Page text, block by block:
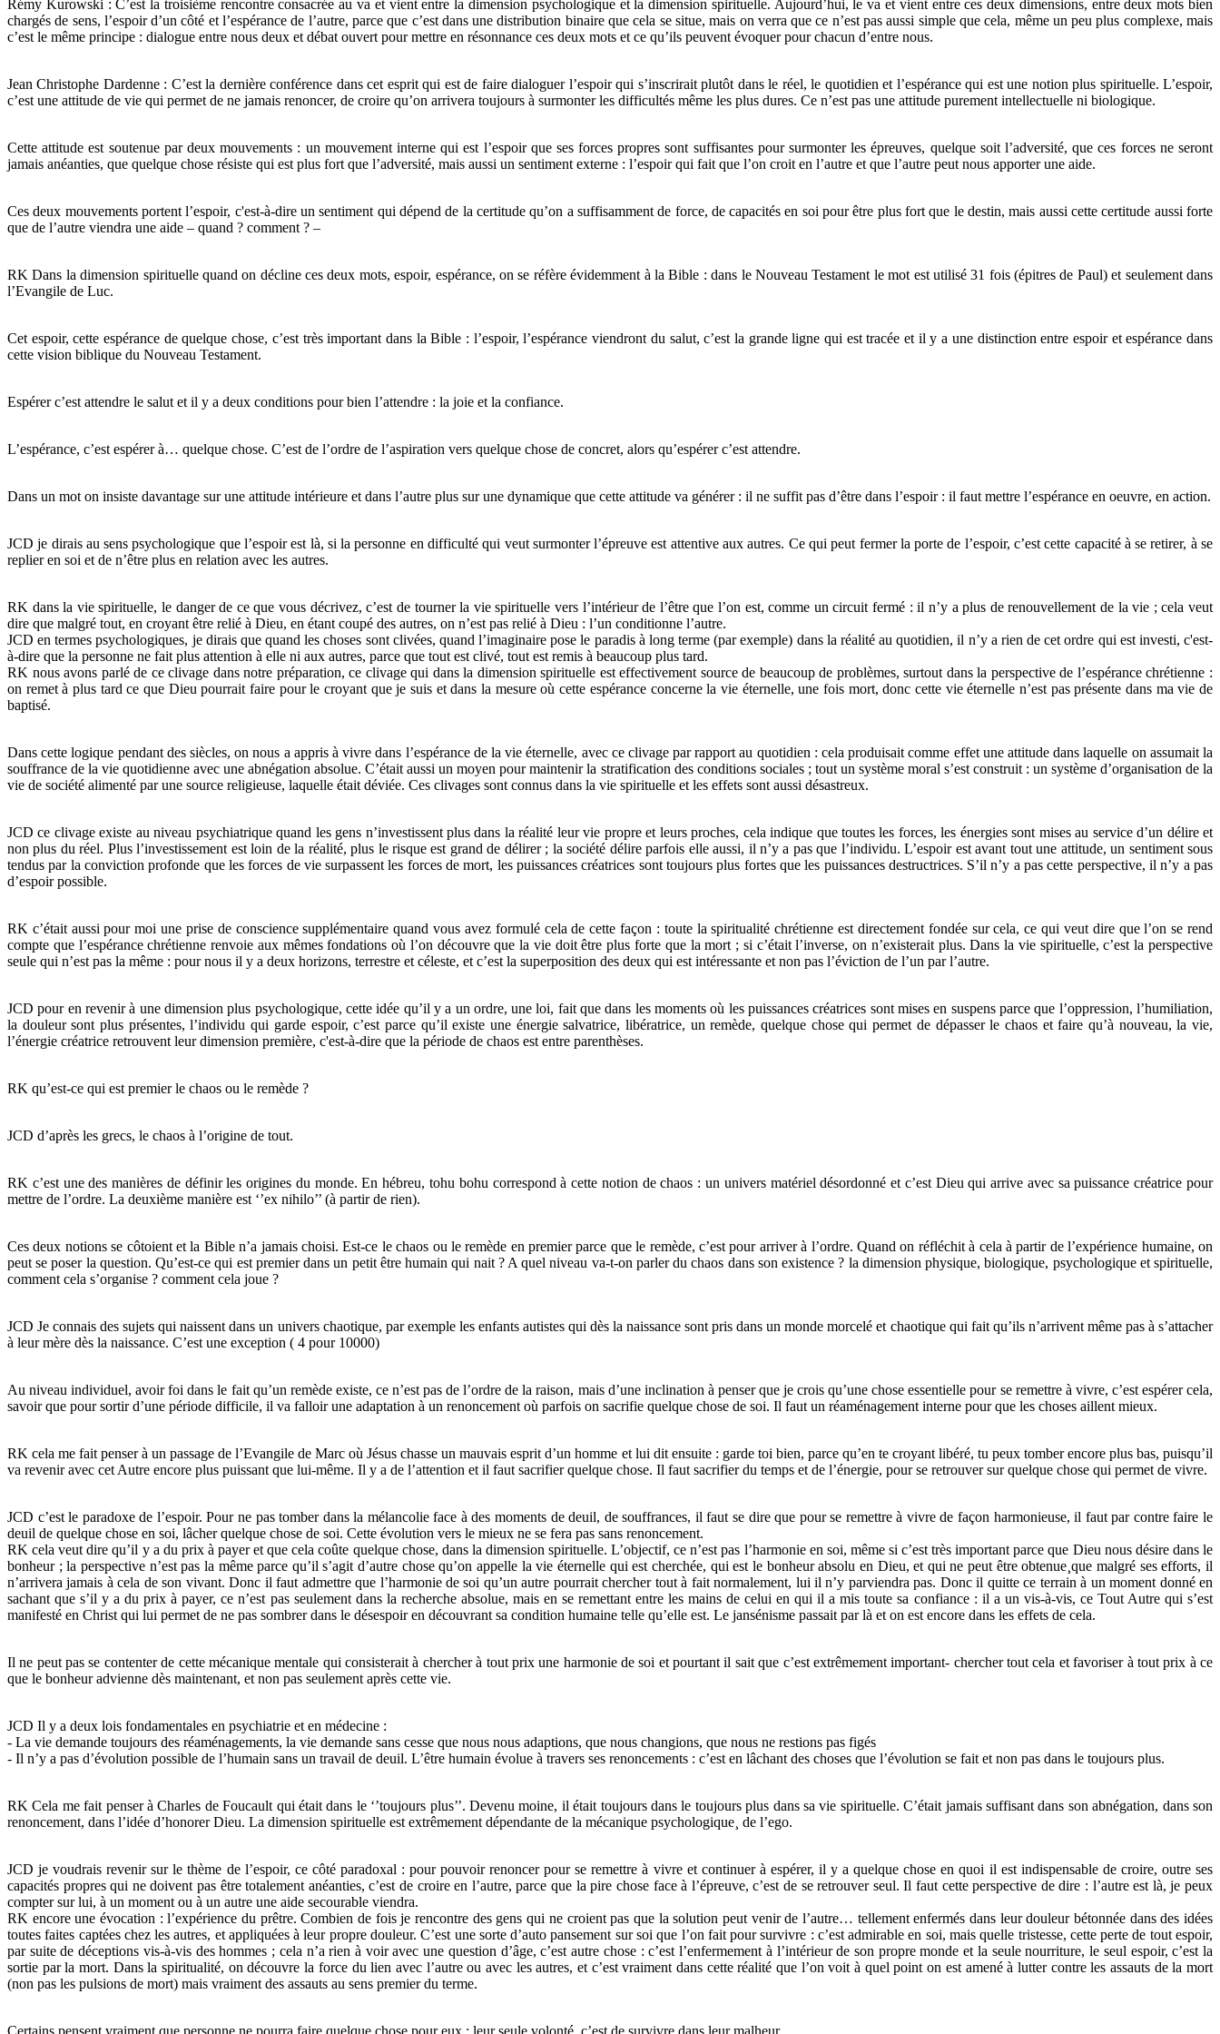
Rémy Kurowski : C’est la troisième rencontre consacrée au va et vient entre la dimension psychologique et la dimension spirituelle. Aujourd’hui, le va et vient entre ces deux dimensions, entre deux mots bien
chargés de sens, l’espoir d’un côté et l’espérance de l’autre, parce que c’est dans une distribution binaire que cela se situe, mais on verra que ce n’est pas aussi simple que cela, même un peu plus complexe, mais
c’est le même principe : dialogue entre nous deux et débat ouvert pour mettre en résonnance ces deux mots et ce qu’ils peuvent évoquer pour chacun d’entre nous.
Jean Christophe Dardenne : C’est la dernière conférence dans cet esprit qui est de faire dialoguer l’espoir qui s’inscrirait plutôt dans le réel, le quotidien et l’espérance qui est une notion plus spirituelle. L’espoir,
c’est une attitude de vie qui permet de ne jamais renoncer, de croire qu’on arrivera toujours à surmonter les difficultés même les plus dures. Ce n’est pas une attitude purement intellectuelle ni biologique.
Cette attitude est soutenue par deux mouvements : un mouvement interne qui est l’espoir que ses forces propres sont suffisantes pour surmonter les épreuves, quelque soit l’adversité, que ces forces ne seront
jamais anéanties, que quelque chose résiste qui est plus fort que l’adversité, mais aussi un sentiment externe : l’espoir qui fait que l’on croit en l’autre et que l’autre peut nous apporter une aide.
Ces deux mouvements portent l’espoir, c'est-à-dire un sentiment qui dépend de la certitude qu’on a suffisamment de force, de capacités en soi pour être plus fort que le destin, mais aussi cette certitude aussi forte
que de l’autre viendra une aide – quand ? comment ? –
RK Dans la dimension spirituelle quand on décline ces deux mots, espoir, espérance, on se réfère évidemment à la Bible : dans le Nouveau Testament le mot est utilisé 31 fois (épitres de Paul) et seulement dans
l’Evangile de Luc.
Cet espoir, cette espérance de quelque chose, c’est très important dans la Bible : l’espoir, l’espérance viendront du salut, c’est la grande ligne qui est tracée et il y a une distinction entre espoir et espérance dans
cette vision biblique du Nouveau Testament.
Espérer c’est attendre le salut et il y a deux conditions pour bien l’attendre : la joie et la confiance.
L’espérance, c’est espérer à… quelque chose. C’est de l’ordre de l’aspiration vers quelque chose de concret, alors qu’espérer c’est attendre.
Dans un mot on insiste davantage sur une attitude intérieure et dans l’autre plus sur une dynamique que cette attitude va générer : il ne suffit pas d’être dans l’espoir : il faut mettre l’espérance en oeuvre, en action.
JCD je dirais au sens psychologique que l’espoir est là, si la personne en difficulté qui veut surmonter l’épreuve est attentive aux autres. Ce qui peut fermer la porte de l’espoir, c’est cette capacité à se retirer, à se
replier en soi et de n’être plus en relation avec les autres.
RK dans la vie spirituelle, le danger de ce que vous décrivez, c’est de tourner la vie spirituelle vers l’intérieur de l’être que l’on est, comme un circuit fermé : il n’y a plus de renouvellement de la vie ; cela veut
dire que malgré tout, en croyant être relié à Dieu, en étant coupé des autres, on n’est pas relié à Dieu : l’un conditionne l’autre.
JCD en termes psychologiques, je dirais que quand les choses sont clivées, quand l’imaginaire pose le paradis à long terme (par exemple) dans la réalité au quotidien, il n’y a rien de cet ordre qui est investi, c'est-
à-dire que la personne ne fait plus attention à elle ni aux autres, parce que tout est clivé, tout est remis à beaucoup plus tard.
RK nous avons parlé de ce clivage dans notre préparation, ce clivage qui dans la dimension spirituelle est effectivement source de beaucoup de problèmes, surtout dans la perspective de l’espérance chrétienne :
on remet à plus tard ce que Dieu pourrait faire pour le croyant que je suis et dans la mesure où cette espérance concerne la vie éternelle, une fois mort, donc cette vie éternelle n’est pas présente dans ma vie de
baptisé.
Dans cette logique pendant des siècles, on nous a appris à vivre dans l’espérance de la vie éternelle, avec ce clivage par rapport au quotidien : cela produisait comme effet une attitude dans laquelle on assumait la
souffrance de la vie quotidienne avec une abnégation absolue. C’était aussi un moyen pour maintenir la stratification des conditions sociales ; tout un système moral s’est construit : un système d’organisation de la
vie de société alimenté par une source religieuse, laquelle était déviée. Ces clivages sont connus dans la vie spirituelle et les effets sont aussi désastreux.
JCD ce clivage existe au niveau psychiatrique quand les gens n’investissent plus dans la réalité leur vie propre et leurs proches, cela indique que toutes les forces, les énergies sont mises au service d’un délire et
non plus du réel. Plus l’investissement est loin de la réalité, plus le risque est grand de délirer ; la société délire parfois elle aussi, il n’y a pas que l’individu. L’espoir est avant tout une attitude, un sentiment sous
tendus par la conviction profonde que les forces de vie surpassent les forces de mort, les puissances créatrices sont toujours plus fortes que les puissances destructrices. S’il n’y a pas cette perspective, il n’y a pas
d’espoir possible.
RK c’était aussi pour moi une prise de conscience supplémentaire quand vous avez formulé cela de cette façon : toute la spiritualité chrétienne est directement fondée sur cela, ce qui veut dire que l’on se rend
compte que l’espérance chrétienne renvoie aux mêmes fondations où l’on découvre que la vie doit être plus forte que la mort ; si c’était l’inverse, on n’existerait plus. Dans la vie spirituelle, c’est la perspective
seule qui n’est pas la même : pour nous il y a deux horizons, terrestre et céleste, et c’est la superposition des deux qui est intéressante et non pas l’éviction de l’un par l’autre.
JCD pour en revenir à une dimension plus psychologique, cette idée qu’il y a un ordre, une loi, fait que dans les moments où les puissances créatrices sont mises en suspens parce que l’oppression, l’humiliation,
la douleur sont plus présentes, l’individu qui garde espoir, c’est parce qu’il existe une énergie salvatrice, libératrice, un remède, quelque chose qui permet de dépasser le chaos et faire qu’à nouveau, la vie,
l’énergie créatrice retrouvent leur dimension première, c'est-à-dire que la période de chaos est entre parenthèses.
RK qu’est-ce qui est premier le chaos ou le remède ?
JCD d’après les grecs, le chaos à l’origine de tout.
RK c’est une des manières de définir les origines du monde. En hébreu, tohu bohu correspond à cette notion de chaos : un univers matériel désordonné et c’est Dieu qui arrive avec sa puissance créatrice pour
mettre de l’ordre. La deuxième manière est ‘’ex nihilo’’ (à partir de rien).
Ces deux notions se côtoient et la Bible n’a jamais choisi. Est-ce le chaos ou le remède en premier parce que le remède, c’est pour arriver à l’ordre. Quand on réfléchit à cela à partir de l’expérience humaine, on
peut se poser la question. Qu’est-ce qui est premier dans un petit être humain qui nait ? A quel niveau va-t-on parler du chaos dans son existence ? la dimension physique, biologique, psychologique et spirituelle,
comment cela s’organise ? comment cela joue ?
JCD Je connais des sujets qui naissent dans un univers chaotique, par exemple les enfants autistes qui dès la naissance sont pris dans un monde morcelé et chaotique qui fait qu’ils n’arrivent même pas à s’attacher
à leur mère dès la naissance. C’est une exception ( 4 pour 10000)
Au niveau individuel, avoir foi dans le fait qu’un remède existe, ce n’est pas de l’ordre de la raison, mais d’une inclination à penser que je crois qu’une chose essentielle pour se remettre à vivre, c’est espérer cela,
savoir que pour sortir d’une période difficile, il va falloir une adaptation à un renoncement où parfois on sacrifie quelque chose de soi. Il faut un réaménagement interne pour que les choses aillent mieux.
RK cela me fait penser à un passage de l’Evangile de Marc où Jésus chasse un mauvais esprit d’un homme et lui dit ensuite : garde toi bien, parce qu’en te croyant libéré, tu peux tomber encore plus bas, puisqu’il
va revenir avec cet Autre encore plus puissant que lui-même. Il y a de l’attention et il faut sacrifier quelque chose. Il faut sacrifier du temps et de l’énergie, pour se retrouver sur quelque chose qui permet de vivre.
JCD c’est le paradoxe de l’espoir. Pour ne pas tomber dans la mélancolie face à des moments de deuil, de souffrances, il faut se dire que pour se remettre à vivre de façon harmonieuse, il faut par contre faire le
deuil de quelque chose en soi, lâcher quelque chose de soi. Cette évolution vers le mieux ne se fera pas sans renoncement.
RK cela veut dire qu’il y a du prix à payer et que cela coûte quelque chose, dans la dimension spirituelle. L’objectif, ce n’est pas l’harmonie en soi, même si c’est très important parce que Dieu nous désire dans le
bonheur ; la perspective n’est pas la même parce qu’il s’agit d’autre chose qu’on appelle la vie éternelle qui est cherchée, qui est le bonheur absolu en Dieu, et qui ne peut être obtenue¸que malgré ses efforts, il
n’arrivera jamais à cela de son vivant. Donc il faut admettre que l’harmonie de soi qu’un autre pourrait chercher tout à fait normalement, lui il n’y parviendra pas. Donc il quitte ce terrain à un moment donné en
sachant que s’il y a du prix à payer, ce n’est pas seulement dans la recherche absolue, mais en se remettant entre les mains de celui en qui il a mis toute sa confiance : il a un vis-à-vis, ce Tout Autre qui s’est
manifesté en Christ qui lui permet de ne pas sombrer dans le désespoir en découvrant sa condition humaine telle qu’elle est. Le jansénisme passait par là et on est encore dans les effets de cela.
Il ne peut pas se contenter de cette mécanique mentale qui consisterait à chercher à tout prix une harmonie de soi et pourtant il sait que c’est extrêmement important- chercher tout cela et favoriser à tout prix à ce
que le bonheur advienne dès maintenant, et non pas seulement après cette vie.
JCD Il y a deux lois fondamentales en psychiatrie et en médecine :
- La vie demande toujours des réaménagements, la vie demande sans cesse que nous nous adaptions, que nous changions, que nous ne restions pas figés
- Il n’y a pas d’évolution possible de l’humain sans un travail de deuil. L’être humain évolue à travers ses renoncements : c’est en lâchant des choses que l’évolution se fait et non pas dans le toujours plus.
RK Cela me fait penser à Charles de Foucault qui était dans le ‘’toujours plus’’. Devenu moine, il était toujours dans le toujours plus dans sa vie spirituelle. C’était jamais suffisant dans son abnégation, dans son
renoncement, dans l’idée d’honorer Dieu. La dimension spirituelle est extrêmement dépendante de la mécanique psychologique¸ de l’ego.
JCD je voudrais revenir sur le thème de l’espoir, ce côté paradoxal : pour pouvoir renoncer pour se remettre à vivre et continuer à espérer, il y a quelque chose en quoi il est indispensable de croire, outre ses
capacités propres qui ne doivent pas être totalement anéanties, c’est de croire en l’autre, parce que la pire chose face à l’épreuve, c’est de se retrouver seul. Il faut cette perspective de dire : l’autre est là, je peux
compter sur lui, à un moment ou à un autre une aide secourable viendra.
RK encore une évocation : l’expérience du prêtre. Combien de fois je rencontre des gens qui ne croient pas que la solution peut venir de l’autre… tellement enfermés dans leur douleur bétonnée dans des idées
toutes faites captées chez les autres, et appliquées à leur propre douleur. C’est une sorte d’auto pansement sur soi que l’on fait pour survivre : c’est admirable en soi, mais quelle tristesse, cette perte de tout espoir,
par suite de déceptions vis-à-vis des hommes ; cela n’a rien à voir avec une question d’âge, c’est autre chose : c’est l’enfermement à l’intérieur de son propre monde et la seule nourriture, le seul espoir, c’est la
sortie par la mort. Dans la spiritualité, on découvre la force du lien avec l’autre ou avec les autres, et c’est vraiment dans cette réalité que l’on voit à quel point on est amené à lutter contre les assauts de la mort
(non pas les pulsions de mort) mais vraiment des assauts au sens premier du terme.
Certains pensent vraiment que personne ne pourra faire quelque chose pour eux ; leur seule volonté, c’est de survivre dans leur malheur.